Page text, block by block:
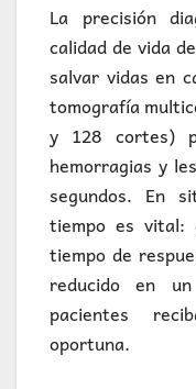
La precisión
calidad de vida
salvar vidas en
tomografía
y 128 cortes)
hemorragias y
segundos. En
tiempo es vital:
tiempo de
reducido en
pacientes
oportuna.